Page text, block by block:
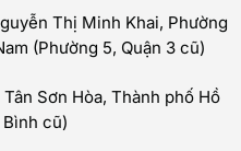
Thị Minh Khai, Phường
(Phường 5, Quận 3 cũ)
Sơn Hòa, Thành phố Hồ
cũ)